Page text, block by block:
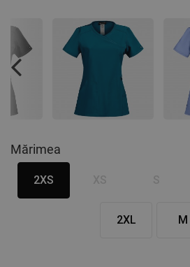
Previous
Mărimea
2XS
2XL M